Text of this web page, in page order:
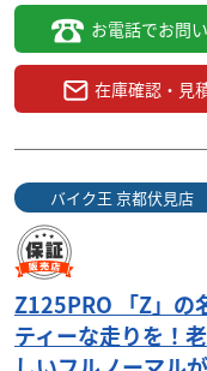
お電話でお問
在庫確認・見
バイク王 京都伏見店
Z125PRO 「Z」の
ティーな走りを！